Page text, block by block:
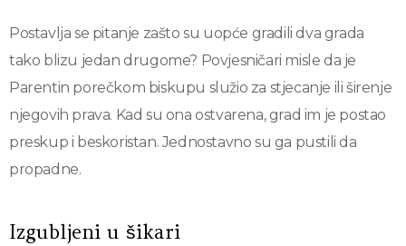
Postavlja se pitanje zašto su uopće gradili dva grada
tako blizu jedan drugome? Povjesničari misle da je
Parentin porečkom biskupu služio za stjecanje ili širenje
njegovih prava. Kad su ona ostvarena, grad im je postao
preskup i beskoristan. Jednostavno su ga pustili da
propadne.
Izgubljeni u šikari